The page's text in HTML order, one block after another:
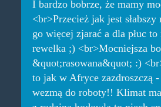
I bardzo bobrze, że mamy
<br>Przecież jak jest
go więcej zjarać a dla płuc
rewelka ;) <br>Mocniejsza bo
&quot;rasowana&quot; :)
to jak w Afryce zazdroszczą
wezmą do roboty!! Klimat